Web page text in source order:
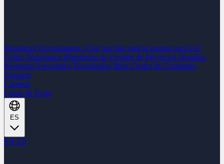
Nearshore Development ¿Qué tan listo está tu equipo para IA?
Cómo Trabajamos Plataforma de Gestión de Proyectos Desafíos
Preguntas Frecuentes Tecnologías Blog Centro de Contenido
Glosario
Carreras
Casos de Éxito
EN ES